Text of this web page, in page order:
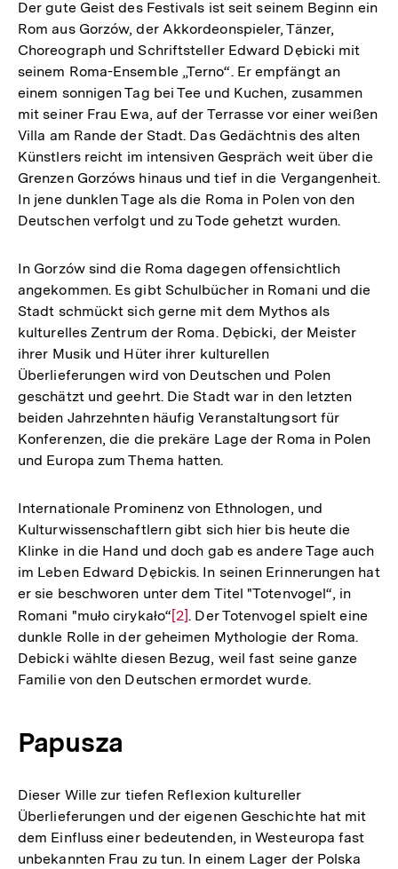
der
Fußnote
Der gute Geist des Festivals ist seit seinem Beginn ein
Rom aus Gorzów, der Akkordeonspieler, Tänzer,
Choreograph und Schriftsteller Edward Dębicki mit
seinem Roma-Ensemble „Terno“. Er empfängt an
einem sonnigen Tag bei Tee und Kuchen, zusammen
mit seiner Frau Ewa, auf der Terrasse vor einer weißen
Villa am Rande der Stadt. Das Gedächtnis des alten
Künstlers reicht im intensiven Gespräch weit über die
Grenzen Gorzóws hinaus und tief in die Vergangenheit.
In jene dunklen Tage als die Roma in Polen von den
Deutschen verfolgt und zu Tode gehetzt wurden.
In Gorzów sind die Roma dagegen offensichtlich
angekommen. Es gibt Schulbücher in Romani und die
Stadt schmückt sich gerne mit dem Mythos als
kulturelles Zentrum der Roma. Dębicki, der Meister
ihrer Musik und Hüter ihrer kulturellen
Überlieferungen wird von Deutschen und Polen
geschätzt und geehrt. Die Stadt war in den letzten
beiden Jahrzehnten häufig Veranstaltungsort für
Konferenzen, die die prekäre Lage der Roma in Polen
und Europa zum Thema hatten.
Internationale Prominenz von Ethnologen, und
Kulturwissenschaftlern gibt sich hier bis heute die
Klinke in die Hand und doch gab es andere Tage auch
im Leben Edward Dębickis. In seinen Erinnerungen hat
er sie beschworen unter dem Titel "Totenvogel“, in
Romani "muło cirykało“Zur
Auflösung
der
Fußnote
[2]. Der Totenvogel spielt eine
dunkle Rolle in der geheimen Mythologie der Roma.
Debicki wählte diesen Bezug, weil fast seine ganze
Familie von den Deutschen ermordet wurde.
Papusza
Dieser Wille zur tiefen Reflexion kultureller
Überlieferungen und der eigenen Geschichte hat mit
dem Einfluss einer bedeutenden, in Westeuropa fast
unbekannten Frau zu tun. In einem Lager der Polska